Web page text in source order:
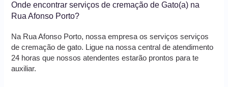
Onde encontrar serviços de cremação de Gato(a) na
Rua Afonso Porto?
Na Rua Afonso Porto, nossa empresa os serviços serviços
de cremação de gato. Ligue na nossa central de atendimento
24 horas que nossos atendentes estarão prontos para te
auxiliar.